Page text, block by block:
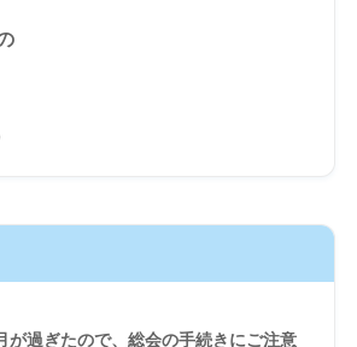
が過ぎたので、総会の手続きにご注意